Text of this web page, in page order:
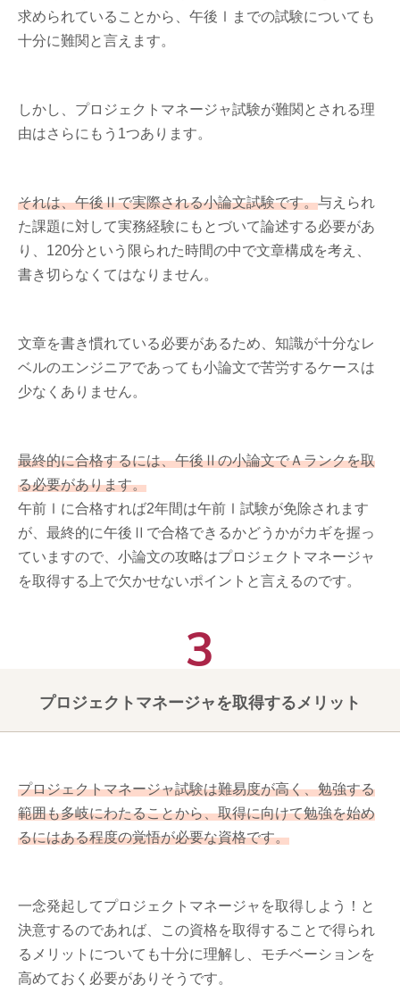
求められていることから、午後Ⅰまでの試験についても
十分に難関と言えます。
しかし、プロジェクトマネージャ試験が難関とされる理
由はさらにもう1つあります。
それは、午後Ⅱで実際される小論文試験です。与えられ
た課題に対して実務経験にもとづいて論述する必要があ
り、120分という限られた時間の中で文章構成を考え、
書き切らなくてはなりません。
文章を書き慣れている必要があるため、知識が十分なレ
ベルのエンジニアであっても小論文で苦労するケースは
少なくありません。
最終的に合格するには、午後Ⅱの小論文でＡランクを取
る必要があります。
午前Ⅰに合格すれば2年間は午前Ⅰ試験が免除されます
が、最終的に午後Ⅱで合格できるかどうかがカギを握っ
ていますので、小論文の攻略はプロジェクトマネージャ
を取得する上で欠かせないポイントと言えるのです。
プロジェクトマネージャを取得するメリット
プロジェクトマネージャ試験は難易度が高く、勉強する
範囲も多岐にわたることから、取得に向けて勉強を始め
るにはある程度の覚悟が必要な資格です。
一念発起してプロジェクトマネージャを取得しよう！と
決意するのであれば、この資格を取得することで得られ
るメリットについても十分に理解し、モチベーションを
高めておく必要がありそうです。